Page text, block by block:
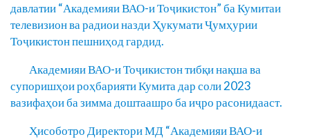
давлатии “Академияи ВАО-и Тоҷикистон” ба Кумитаи
телевизион ва радиои назди Ҳукумати Ҷумҳурии
Тоҷикистон пешниҳод гардид.
Академияи ВАО-и Тоҷикистон тибқи нақша ва
супоришҳои роҳбарияти Кумита дар соли 2023
вазифаҳои ба зимма доштаашро ба иҷро расонидааст.
Ҳисоботро Директори МД “Академияи ВАО-и